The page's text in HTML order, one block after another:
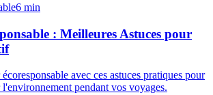
6 min
: Meilleures Astuces pour
avec ces astuces pratiques pour
pendant vos voyages.